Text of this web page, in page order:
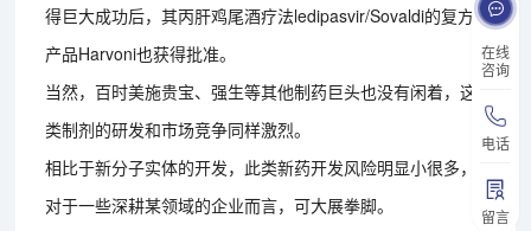
在线
咨询
电话
留言
得巨大成功后，其丙肝鸡尾酒疗法ledipasvir/Sovaldi的复方
产品Harvoni也获得批准。
当然，百时美施贵宝、强生等其他制药巨头也没有闲着，这
类制剂的研发和市场竞争同样激烈。
相比于新分子实体的开发，此类新药开发风险明显小很多，
对于一些深耕某领域的企业而言，可大展拳脚。